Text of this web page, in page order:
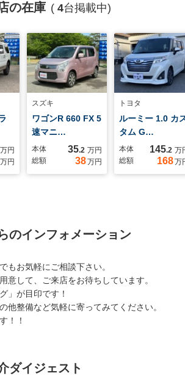
の在庫 ( 4台掲載中)
万円
万円
スズキ
ワゴンR 660 FX 5
速マニ…
本体 35.2 万円
総額
38万円
トヨタ
ルーミー 1.0 カ
タム G…
本体 145.2 万
総額
168万
のインフォメーション
もお気軽にご相談下さい。
意して、ご来店をお待ちしています。
」が目印です！
他整備など気軽に寄ってみてください。
！！
ダイジェスト